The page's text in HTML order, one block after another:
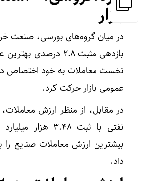
بازار
در میان گروه‌های بورسی، صنعت
بازدهی مثبت ۲.۸ درصدی
نخست معاملات به خود اختصاص
عمومی بازار حرکت کرد.
در مقابل، از منظر ارزش معاملات،
نفتی با ثبت ۳.۴۸
بیشترین ارزش معاملات صنایع
داد.